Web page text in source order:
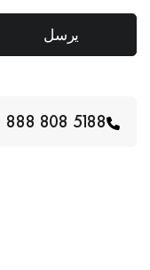
888 808 5188